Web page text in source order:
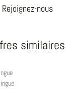
Rejoignez-nous
similaires